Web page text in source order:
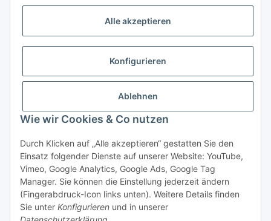
Alle akzeptieren
Konfigurieren
Ablehnen
Wie wir Cookies & Co nutzen
Durch Klicken auf „Alle akzeptieren“ gestatten Sie den
Einsatz folgender Dienste auf unserer Website: YouTube,
Vimeo, Google Analytics, Google Ads, Google Tag
Manager. Sie können die Einstellung jederzeit ändern
(Fingerabdruck-Icon links unten). Weitere Details finden
Sie unter Konfigurieren und in unserer
Zahlungsmöglichkeiten
Vorkasse (per Bank-Überweisung)
PayPal
Kreditkarte
Banklastschrift
Rechnungskauf
Gesetzliche Informationen
Vertrag widerrufen